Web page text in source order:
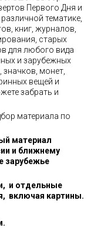
Первого Дня и
тематике,
книг, журналов,
старых
для любого вида
и зарубежных
значков, монет,
вещей и
забрать и
материала по
материал
и ближнему
зарубежье
и отдельные
включая картины.